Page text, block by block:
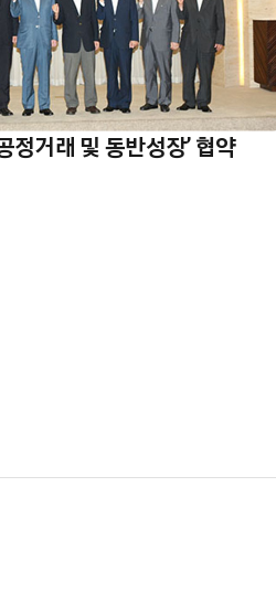
정거래 및 동반성장’ 협약